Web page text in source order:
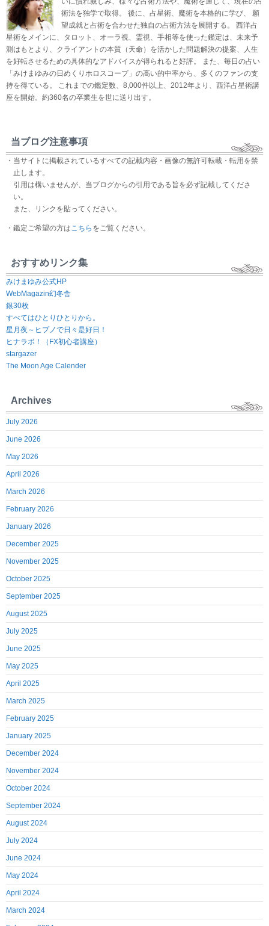
術法を独学で取得。 後に、占星術、魔術を本格的に学び、 願
望成就と占術を合わせた独自の占術方法を展開する。 西洋占
星術をメインに、タロット、オーラ視、霊視、手相等を使った鑑定は、未来予
測はもとより、クライアントの本質（天命）を活かした問題解決の提案、人生
を好転させるための具体的なアドバイスが得られると好評。 また、毎日の占い
「みけまゆみの日めくりホロスコープ」の高い的中率から、多くのファンの支
持を得ている。 これまでの鑑定数、8,000件以上、2012年より、西洋占星術講
座を開始。約360名の卒業生を世に送り出す。
当ブログ注意事項
・当サイトに掲載されているすべての記載内容・画像の無許可転載・転用を禁
止します。
引用は構いませんが、当ブログからの引用である旨を必ず記載してくださ
い。
また、リンクを貼ってください。
・鑑定ご希望の方はこちら をご覧ください。
おすすめリンク集
みけまゆみ公式HP
WebMagazin幻冬舎
銀30枚
すべてはひとりひとりから。
星月夜～ヒプノで日々是好日！
ヒナラボ！（FX初心者講座）
stargazer
The Moon Age Calender
Archives
July 2026
June 2026
May 2026
April 2026
March 2026
February 2026
January 2026
December 2025
November 2025
October 2025
September 2025
August 2025
July 2025
June 2025
May 2025
April 2025
March 2025
February 2025
January 2025
December 2024
November 2024
October 2024
September 2024
August 2024
July 2024
June 2024
May 2024
April 2024
March 2024